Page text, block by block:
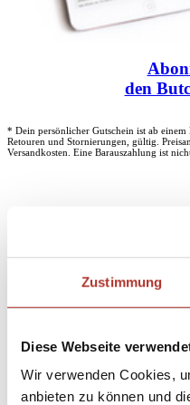
Zustimmung
Diese Webseite
Wir verwenden Cookies,
anbieten zu können und
den
* Dein persönlicher Gutschein ist ab
Retouren und Stornierungen, gültig.
Versandkosten. Eine Barauszahlung ist